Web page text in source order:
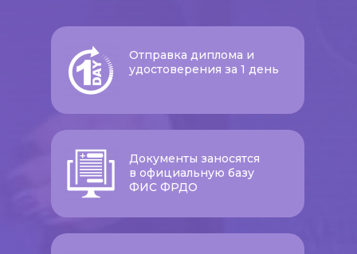
Отправка диплома и
удостоверения за 1 день
Документы заносятся
в официальную базу
ФИС ФРДО